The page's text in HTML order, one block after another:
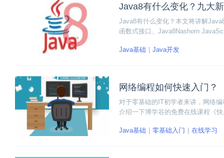
Java8有什么变化？九大
Java8有什么变化？本文将讲解
函数式接口、Java8Nashorn
Java基础
Java开发
网络编程如何快速入门？
对于零基础的IT初学者来讲，网络
介绍一下博学谷的免费在线课程《
Java基础
零基础入门 在线学习